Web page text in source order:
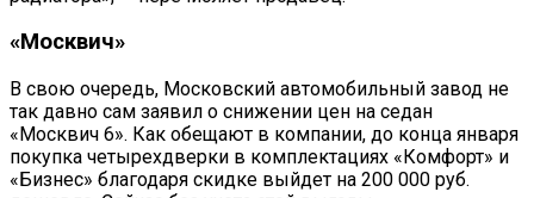
«Москвич»
В свою очередь, Московский автомобильный завод не
так давно сам заявил о снижении цен на седан
«Москвич 6». Как обещают в компании, до конца января
покупка четырехдверки в комплектациях «Комфорт» и
«Бизнес» благодаря скидке выйдет на 200 000 руб.